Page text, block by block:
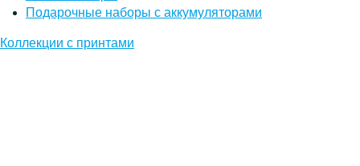
Подарочные наборы с аккумуляторами
Коллекции с принтами